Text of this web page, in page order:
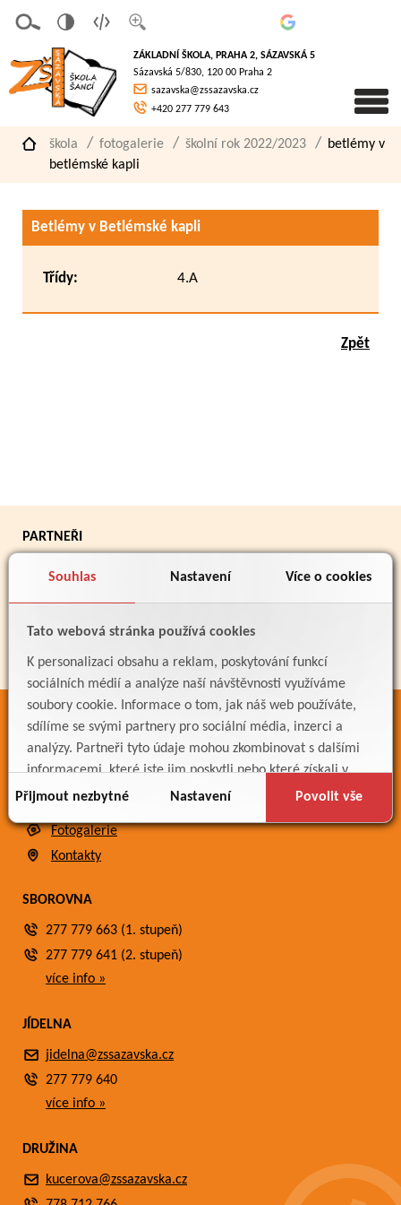
Souhlas Nastavení Více o cookies
Tato webová stránka používá cookies
K personalizaci obsahu a reklam, poskytování funkcí
sociálních médií a analýze naší návštěvnosti využíváme
soubory cookie. Informace o tom, jak náš web používáte,
sdílíme se svými partnery pro sociální média, inzerci a
analýzy. Partneři tyto údaje mohou zkombinovat s dalšími
informacemi, které jste jim poskytli nebo které získali v
důsledku toho, že používáte jejich služby.
Přijmout nezbytné Nastavení Povolit vše
písmo
á
verze
pro
slaboz
raké
ZÁKLADNÍ ŠKOLA, PRAHA 2, SÁZAVSKÁ 5
Sázavská 5/830, 120 00 Praha 2
sazavska@zssazavska.cz
+420 277 779 643
škola fotogalerie školní rok 2022/2023
betlémy v
betlémské kapli
Betlémy v Betlémské kapli
Třídy: 4.A
Zpět
PARTNEŘI
ODKAZY
Bakaláři
Meteostanice
Fotogalerie
Kontakty
SBOROVNA
277 779 663 (1. stupeň)
277 779 641 (2. stupeň)
více info »
JÍDELNA
jidelna@zssazavska.cz
277 779 640
více info »
DRUŽINA
kucerova@zssazavska.cz